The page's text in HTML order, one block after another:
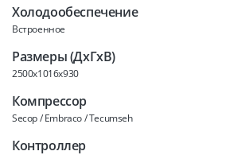
Холодообеспечение
Встроенное
Размеры (ДхГхВ)
2500x1016x930
Компрессор
Secop / Embraco / Tecumseh
Контроллер